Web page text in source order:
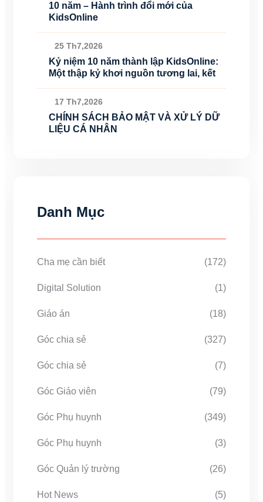
10 năm – Hành trình đổi mới của
KidsOnline
25 Th7,2026
Kỷ niệm 10 năm thành lập KidsOnline:
Một thập kỷ khơi nguồn tương lai, kết
17 Th7,2026
CHÍNH SÁCH BẢO MẬT VÀ XỬ LÝ DỮ
LIỆU CÁ NHÂN
Danh Mục
Cha mẹ cần biết (172)
Digital Solution (1)
Giáo án (18)
Góc chia sẻ (327)
Góc chia sẻ (7)
Góc Giáo viên (79)
Góc Phụ huynh (349)
Góc Phụ huynh (3)
Góc Quản lý trường (26)
Hot News (5)